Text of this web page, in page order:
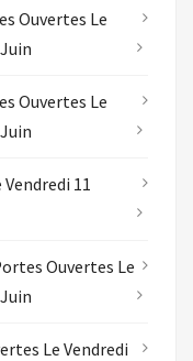
Ouvertes Le
Ouvertes Le
11
Ouvertes Le
Le Vendredi